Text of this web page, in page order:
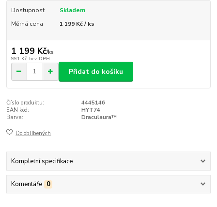
Dostupnost
Skladem
Měrná cena
1 199 Kč / ks
1 199 Kč/ks
991 Kč bez DPH
Přidat do košíku
Číslo produktu:
4445146
EAN kód:
HYT74
Barva:
Draculaura™
Do oblíbených
Kompletní specifikace
Komentáře 0